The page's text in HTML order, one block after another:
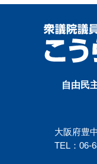
自由民
大阪府豊
TEL：06-